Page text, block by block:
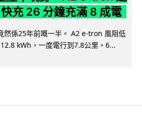
充 26 分鐘充滿 8 成電
然係25年前嘅一半。 A2 e-tron 風阻低
kWh，一度電行到7.8公里。6...